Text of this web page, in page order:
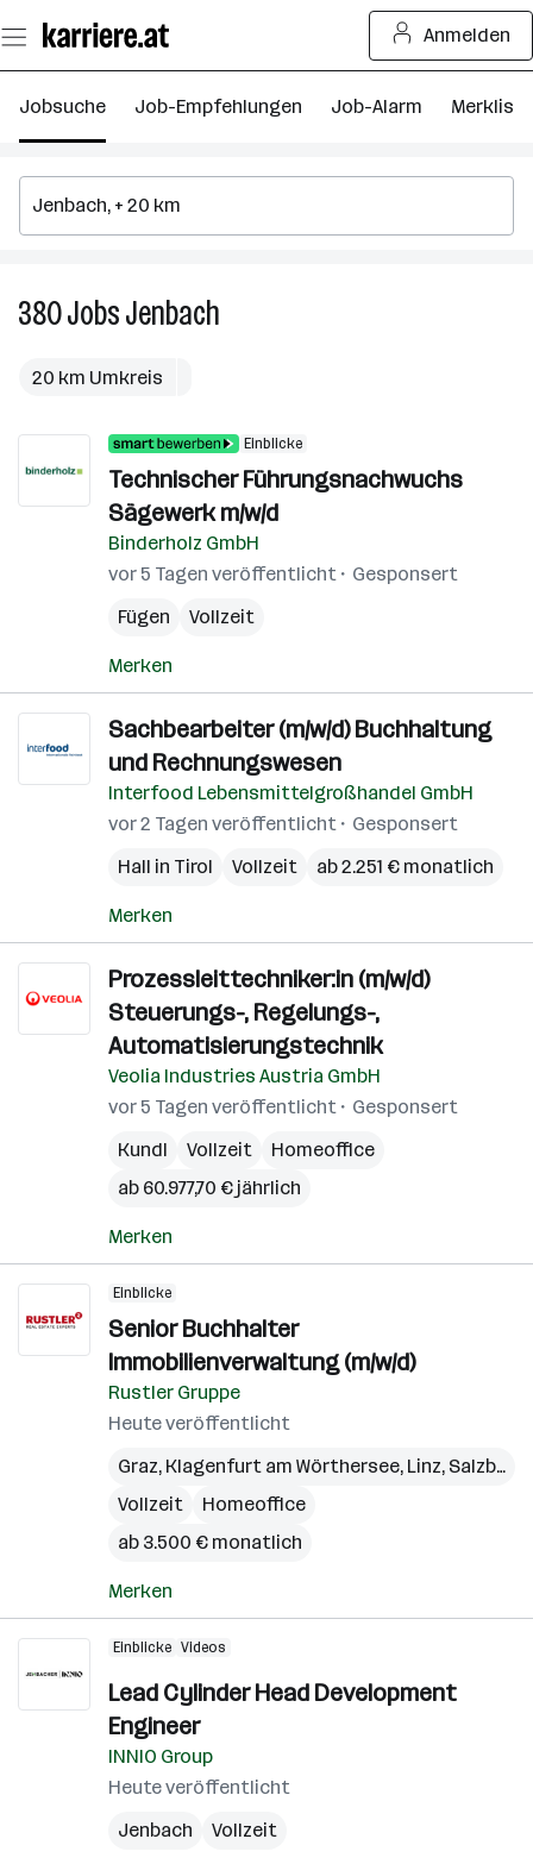
Seiteninhalt
springen
Anmelden
Jobsuche Job-Empfehlungen Job-Alarm Merkliste
380JobsJenbach
20 km Umkreis
Einblicke
Technischer Führungsnachwuchs
Sägewerk m/w/d
Binderholz GmbH
vor 5 Tagen veröffentlicht
Gesponsert
Fügen
Vollzeit
Merken
Sachbearbeiter (m/w/d) Buchhaltung
und Rechnungswesen
Interfood Lebensmittelgroßhandel GmbH
vor 2 Tagen veröffentlicht
Gesponsert
Hall in Tirol
Vollzeit ab 2.251 € monatlich
Merken
Prozessleittechniker:in (m/w/d)
Steuerungs-, Regelungs-,
Automatisierungstechnik
Veolia Industries Austria GmbH
vor 5 Tagen veröffentlicht
Gesponsert
Kundl
Vollzeit
Homeoffice
ab 60.977,70 € jährlich
Merken
Einblicke
Senior Buchhalter
Immobilienverwaltung (m/w/d)
Rustler Gruppe
Heute veröffentlicht
Graz, Klagenfurt am Wörthersee, Linz, Salzburg
Vollzeit
Homeoffice
ab 3.500 € monatlich
Merken
Einblicke Videos
Lead Cylinder Head Development
Engineer
INNIO Group
Heute veröffentlicht
Jenbach
Vollzeit